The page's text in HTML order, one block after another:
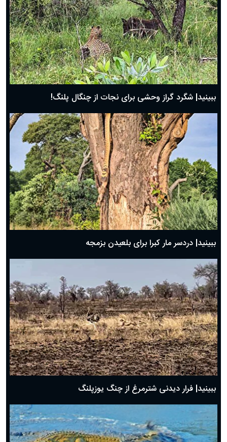
ببینید| شگرد گراز وحشی برای نجات از چنگال پلنگ!
ببینید| دردسر مار کبرا برای بلعیدن بزمجه
ببینید| فرار دیدنی شترمرغ از چنگ یوزپلنگ